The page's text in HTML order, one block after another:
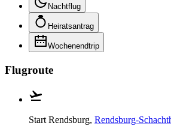
Nachtflug
Heiratsantrag
Wochenendtrip
Flugroute
Start Rendsburg, Rendsburg-